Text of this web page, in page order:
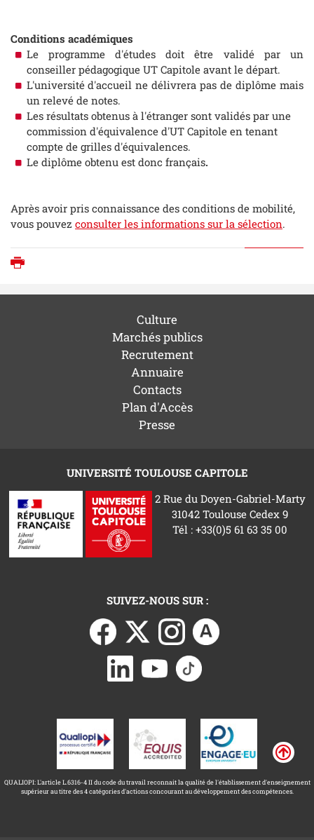
Conditions académiques
Le programme d'études doit être validé par un
conseiller pédagogique UT Capitole avant le départ.
L'université d'accueil ne délivrera pas de diplôme mais
un relevé de notes.
Les résultats obtenus à l'étranger sont validés par une
commission d'équivalence d'UT Capitole en tenant
compte de grilles d'équivalences.
Le diplôme obtenu est donc français.
Après avoir pris connaissance des conditions de mobilité,
vous pouvez consulter les informations sur la sélection.
Culture
Marchés publics
Recrutement
Annuaire
Contacts
Plan d'Accès
Presse
UNIVERSITÉ TOULOUSE CAPITOLE
2 Rue du Doyen-Gabriel-Marty
31042 Toulouse Cedex 9
Tél : +33(0)5 61 63 35 00
SUIVEZ-NOUS SUR :
QUALIOPI: L'article L.6316-4 II du code du travail reconnait la qualité de l'établissement d'enseignement
supérieur au titre des 4 catégories d'actions concourant au développement des compétences.